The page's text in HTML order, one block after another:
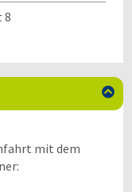

mit dem